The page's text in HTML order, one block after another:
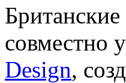
совместно
Design,